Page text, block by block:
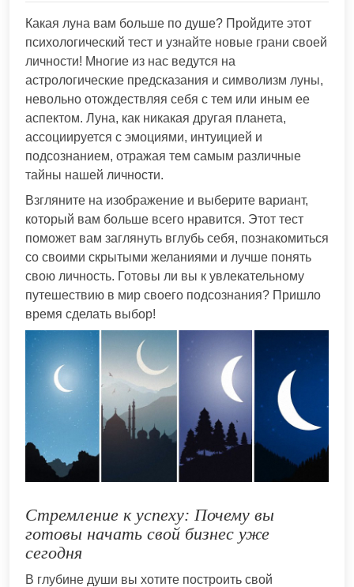
Какая луна вам больше по душе? Пройдите этот
психологический тест и узнайте новые грани своей
личности! Многие из нас ведутся на
астрологические предсказания и символизм луны,
невольно отождествляя себя с тем или иным ее
аспектом. Луна, как никакая другая планета,
ассоциируется с эмоциями, интуицией и
подсознанием, отражая тем самым различные
тайны нашей личности.
Взгляните на изображение и выберите вариант,
который вам больше всего нравится. Этот тест
поможет вам заглянуть вглубь себя, познакомиться
со своими скрытыми желаниями и лучше понять
свою личность. Готовы ли вы к увлекательному
путешествию в мир своего подсознания? Пришло
время сделать выбор!
Стремление к успеху: Почему вы
готовы начать свой бизнес уже
сегодня
В глубине души вы хотите построить свой